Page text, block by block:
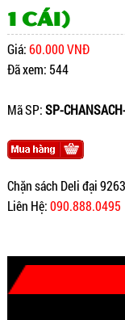
1 cái)
Giá:60.000 VNĐ
Đã xem: 544
Mã SP:SP-
Chặn sách Deli đại
Liên Hệ:090.888.0495